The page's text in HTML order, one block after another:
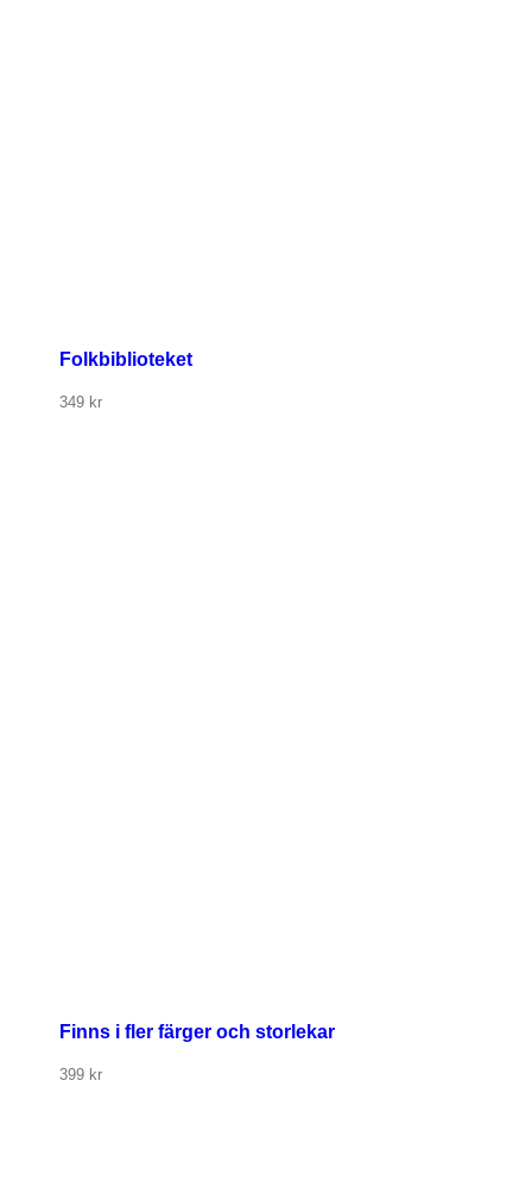
Folkbiblioteket
349 kr
Finns i fler färger och storlekar
399 kr